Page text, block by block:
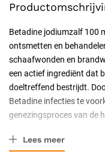
Resorbeerbaar
Betadine jodiumzalf 100
ontsmetten en
schaafwonden en
een actief ingrediënt dat
doeltreffend bestrijdt.
Betadine infecties te
genezingsproces van de
Belangrijkste
Lees meer